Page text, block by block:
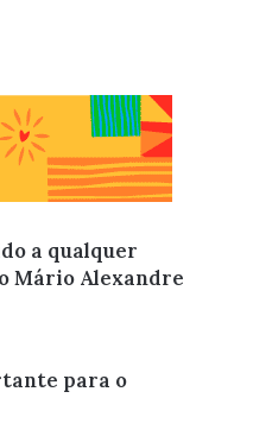
a qualquer
Mário Alexandre
para o